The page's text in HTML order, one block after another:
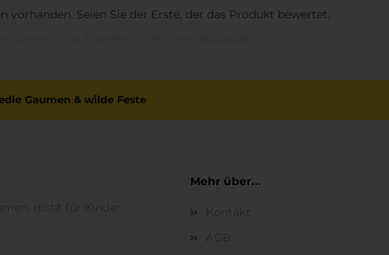
vorhanden. Seien Sie der Erste, der das Produkt bewertet.
Gaumen & wilde Feste
nicht für Kinder.
Mehr über...
Kontakt